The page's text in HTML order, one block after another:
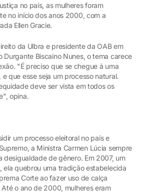
no país, as mulheres foram
no início dos anos 2000, com a
Ellen Gracie.
da Ulbra e presidente da OAB em
Durgante Biscaino Nunes, o tema carece
"É preciso que se chegue à uma
que esse seja um processo natural.
deve ser vista em todos os
opina.
um processo eleitoral no país e
a Ministra Carmen Lúcia sempre
desigualdade de gênero. Em 2007, um
ela quebrou uma tradição estabelecida
Corte ao fazer uso de calça
o ano de 2000, mulheres eram